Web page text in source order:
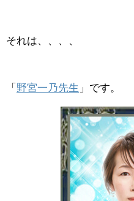
それは、、、、
「 野宮一乃先生 」です。